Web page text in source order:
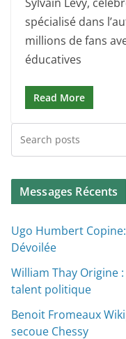
spécialisé dans
millions de fans
éducatives
Read More
Messages Récents
Ugo Humbert
Dévoilée
William Thay Origine
talent politique
Benoit Fromeaux
secoue Chessy